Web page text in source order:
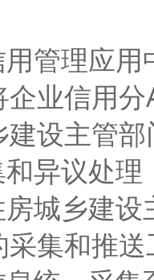
用管理应
业信用
设主管
异议处理
房城乡建
集和推